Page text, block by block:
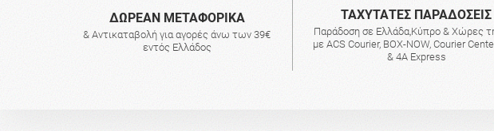
ΔΩΡΕΑΝ ΜΕΤΑΦΟΡΙΚΑ
& Αντικαταβολή για αγορές άνω των 39€
εντός Ελλάδος
ΤΑΧΥΤΑΤΕΣ ΠΑΡΑΔΟΣΕΙΣ
Παράδοση σε Ελλάδα,Κύπρο & Χώρες
με ACS Courier, BOX-NOW, Courier
& 4A Express